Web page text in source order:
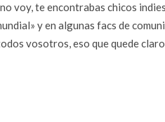
voy, te encontrabas chicos
y en algunas facs de
vosotros, eso que quede